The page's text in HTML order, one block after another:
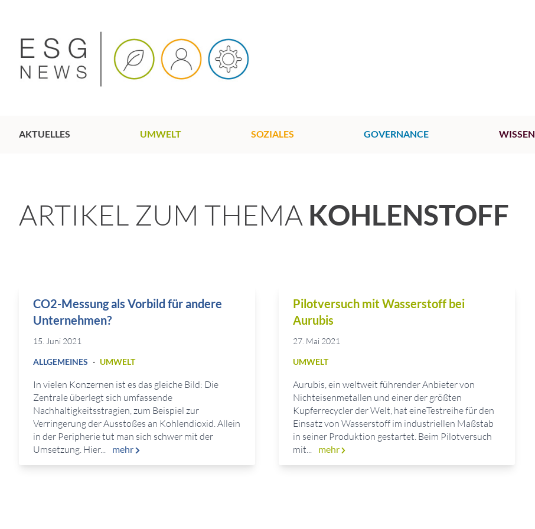
AKTUELLES UMWELT SOZIALES GOVERNANCE WISSEN
ARTIKEL ZUM THEMA KOHLENSTOFF
CO2-Messung als Vorbild für andere
Unternehmen?
15. Juni 2021
ALLGEMEINES · UMWELT
In vielen Konzernen ist es das gleiche Bild: Die
Zentrale überlegt sich umfassende
Nachhaltigkeitsstragien, zum Beispiel zur
Verringerung der Ausstoßes an Kohlendioxid. Allein
in der Peripherie tut man sich schwer mit der
Umsetzung. Hier...
mehr
Pilotversuch mit Wasserstoff bei
Aurubis
27. Mai 2021
UMWELT
Aurubis, ein weltweit führender Anbieter von
Nichteisenmetallen und einer der größten
Kupferrecycler der Welt, hat eineTestreihe für den
Einsatz von Wasserstoff im industriellen Maßstab
in seiner Produktion gestartet. Beim Pilotversuch
mit...
mehr